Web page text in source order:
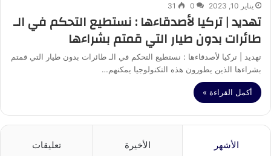
يناير 10, 2023 0
31
تهديد | تركيا لأصدقاءها : نستطيع التحكم في الـ
طائرات بدون طيار التي قمتم بشراءها
تهديد | تركيا لأصدقاءها : نستطيع التحكم في الـ طائرات بدون طيار التي قمتم
بشراءها الذين يطورون هذه التكنولوجيا يمكنهم…
أكمل القراءة »
الأشهر الأخيرة تعليقات